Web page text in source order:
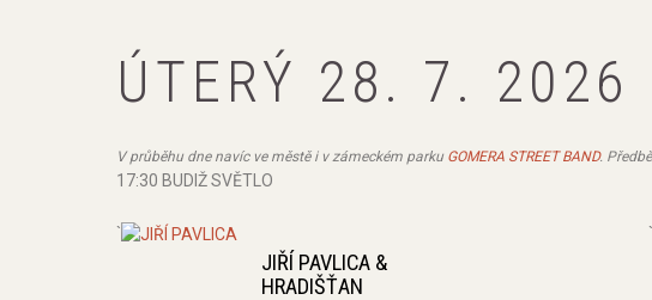
ÚTERÝ 28. 7. 2026
V průběhu dne navíc ve městě i v zámeckém parku GOMERA STREET BAND.
17:30 BUDIŽ SVĚTLO
`
JIŘÍ PAVLICA &
HRADIŠŤAN
`